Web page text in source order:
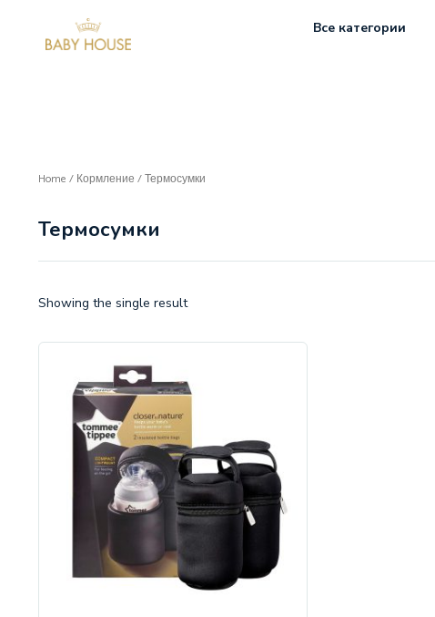
Все категории
Home / Кормление / Термосумки
Термосумки
Showing the single result